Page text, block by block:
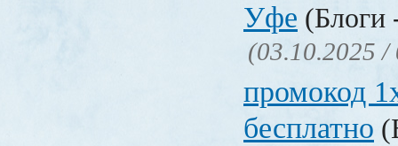
Уфе (Блоги
(03.10.2025 /
промокод
бесплатно